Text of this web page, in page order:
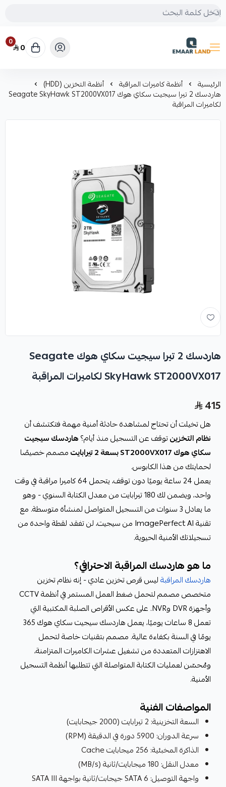
إعمار لاند
0 0
الرئيسية أنظمة كاميرات المراقبة أنظمة التخزين (HDD)
هاردسك 2 تيرا سيجيت سكاي هوك Seagate SkyHawk ST2000VX017
لكاميرات المراقبة
هاردسك 2 تيرا سيجيت سكاي هوك Seagate
SkyHawk ST2000VX017 لكاميرات المراقبة
415
هل تخيلت أن تحتاج لمشاهدة حادثة أمنية مهمة فتكتشف أن
نظام التخزينتوقف عن التسجيل منذ أيام؟هاردسك سيجيت
سكاي هوك ST2000VX017 بسعة 2 تيرابايت
مصمم خصيصًا
لحمايتك من هذا الكابوس.
يعمل 24 ساعة يوميًا دون توقف، يتحمل 64 كاميرا مراقبة في وقت
واحد، ويضمن لك 180 تيرابايت من معدل الكتابة السنوي - وهو
ما يعادل 3 سنوات من التسجيل المتواصل لمنشأة متوسطة. مع
تقنية ImagePerfect AI من سيجيت، لن تفقد لقطة واحدة من
تسجيلاتك الأمنية الحيوية.
ما هو هاردسك المراقبة الاحترافي؟
هاردسك المراقبةليس قرص تخزين عادي - إنه نظام تخزين
متخصص مصمم لتحمل ضغط العمل المستمر في أنظمة CCTV
وأجهزة DVR وNVR. على عكس الأقراص الصلبة المكتبية التي
تعمل 8 ساعات يوميًا، يعمل هاردسك سيجيت سكاي هوك 365
يومًا في السنة بكفاءة عالية. مصمم بتقنيات خاصة لتحمل
الاهتزازات المتعددة من تشغيل عشرات الكاميرات المتزامنة،
ومُحسّن لعمليات الكتابة المتواصلة التي تتطلبها أنظمة التسجيل
الأمنية.
المواصفات الفنية
السعة التخزينية: 2 تيرابايت (2000 جيجابايت)
سرعة الدوران: 5900 دورة في الدقيقة (RPM)
الذاكرة المخبئية: 256 ميجابايت Cache
معدل النقل: 180 ميجابايت/ثانية (MB/s)
واجهة التوصيل: SATA 6 جيجابت/ثانية بواجهة SATA III